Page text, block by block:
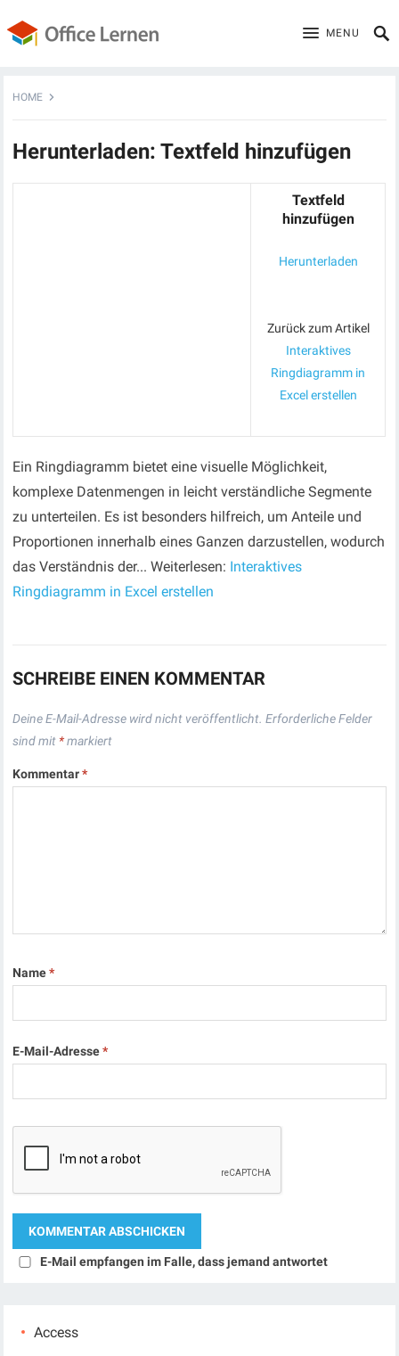
MENU
HOME
Herunterladen: Textfeld hinzufügen
Textfeld
hinzufügen
Herunterladen
Zurück zum Artikel
Interaktives
Ringdiagramm in
Excel erstellen
Ein Ringdiagramm bietet eine visuelle Möglichkeit,
komplexe Datenmengen in leicht verständliche Segmente
zu unterteilen. Es ist besonders hilfreich, um Anteile und
Proportionen innerhalb eines Ganzen darzustellen, wodurch
das Verständnis der... Weiterlesen: Interaktives
Ringdiagramm in Excel erstellen
SCHREIBE EINEN KOMMENTAR
Deine E-Mail-Adresse wird nicht veröffentlicht. Erforderliche Felder
sind mit *markiert
Kommentar*
Name*
E-Mail-Adresse*
E-Mail empfangen im Falle, dass jemand antwortet
Access